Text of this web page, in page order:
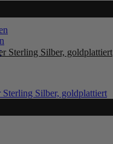
Sterling Silber, goldplattiert